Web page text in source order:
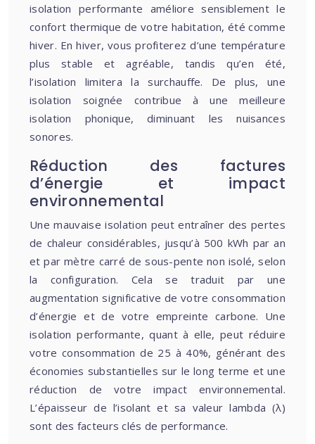
isolation performante améliore sensiblement le
confort thermique de votre habitation, été comme
hiver. En hiver, vous profiterez d’une température
plus stable et agréable, tandis qu’en été,
l’isolation limitera la surchauffe. De plus, une
isolation soignée contribue à une meilleure
isolation phonique, diminuant les nuisances
sonores.
Réduction des factures
d’énergie et impact
environnemental
Une mauvaise isolation peut entraîner des pertes
de chaleur considérables, jusqu’à 500 kWh par an
et par mètre carré de sous-pente non isolé, selon
la configuration. Cela se traduit par une
augmentation significative de votre consommation
d’énergie et de votre empreinte carbone. Une
isolation performante, quant à elle, peut réduire
votre consommation de 25 à 40%, générant des
économies substantielles sur le long terme et une
réduction de votre impact environnemental.
L’épaisseur de l’isolant et sa valeur lambda (λ)
sont des facteurs clés de performance.